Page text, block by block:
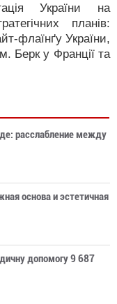
України на
планів:
флаїнґу України,
Берк у Франції та
расслабление между
основа и эстетичная
допомогу 9 687